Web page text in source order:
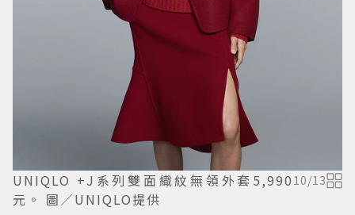
UNIQLO +J系列雙面織紋無領外套5,990
元。 圖／UNIQLO提供
10/13